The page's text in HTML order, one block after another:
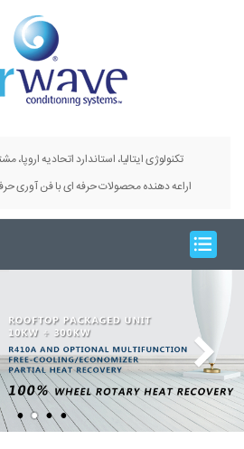
تکنولوژی ایتالیا، استاندارد اتحادیه اروپا،
اراعه دهنده محصولات حرفه ای با فن آوری